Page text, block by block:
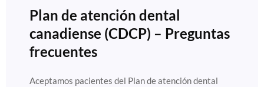
Plan de atención dental
canadiense (CDCP) – Preguntas
frecuentes
Aceptamos pacientes del Plan de atención dental